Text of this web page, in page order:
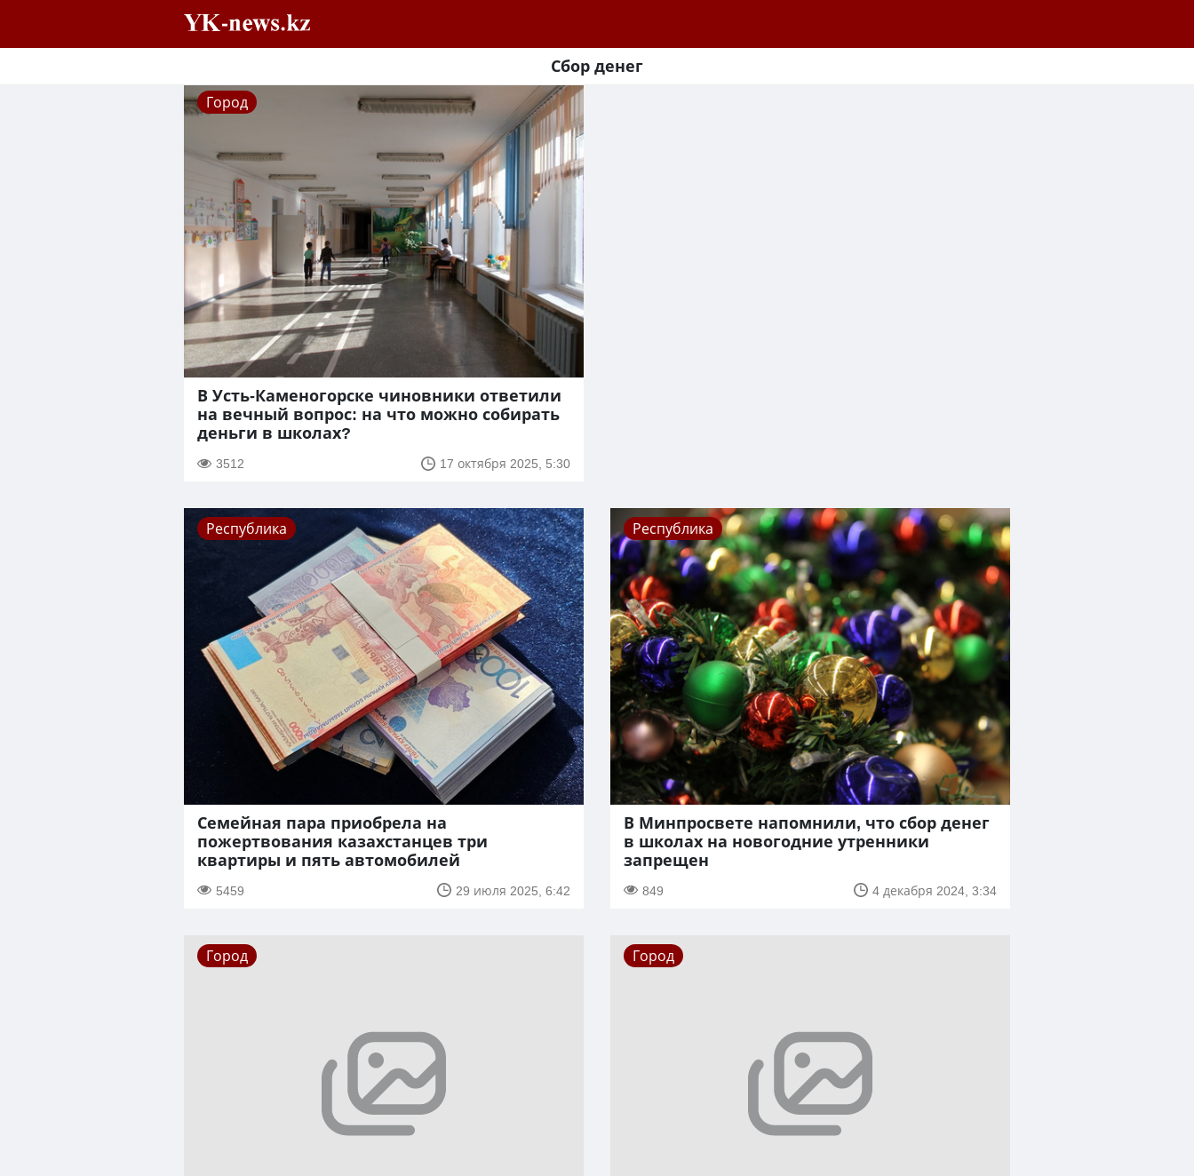
Сбор денег
Город
В Усть-Каменогорске чиновники ответили
на вечный вопрос: на что можно собирать
деньги в школах?
3512 17 октября 2025, 5:30
Республика
Семейная пара приобрела на
пожертвования казахстанцев три
квартиры и пять автомобилей
5459 29 июля 2025, 6:42
Республика
В Минпросвете напомнили, что сбор денег
в школах на новогодние утренники
запрещен
849 4 декабря 2024, 3:34
Город Город